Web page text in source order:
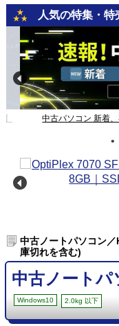
人気の特集・特
中古パソコン 新着
中古ノートパソコン
庫切れを含む)
中古ノート
Windows10 2.0kg 以下